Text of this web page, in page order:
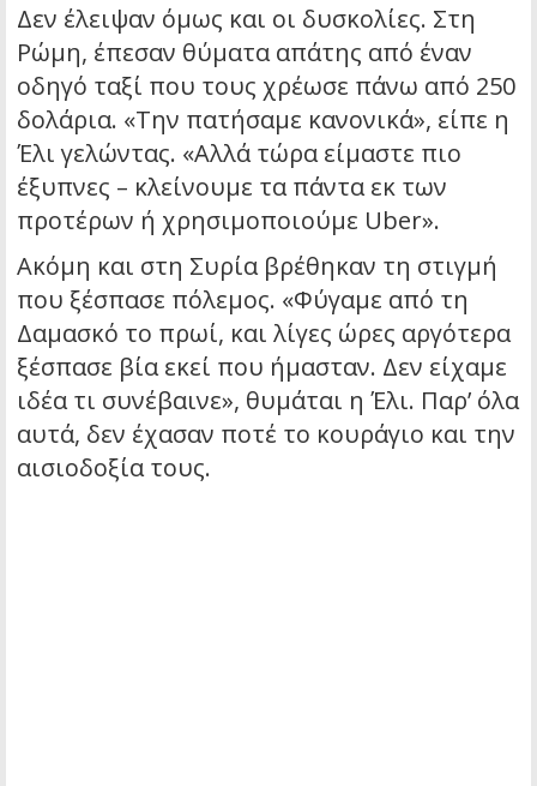
Δεν έλειψαν όμως και οι δυσκολίες. Στη
Ρώμη, έπεσαν θύματα απάτης από έναν
οδηγό ταξί που τους χρέωσε πάνω από 250
δολάρια. «Την πατήσαμε κανονικά», είπε η
Έλι γελώντας. «Αλλά τώρα είμαστε πιο
έξυπνες – κλείνουμε τα πάντα εκ των
προτέρων ή χρησιμοποιούμε Uber».
Ακόμη και στη Συρία βρέθηκαν τη στιγμή
που ξέσπασε πόλεμος. «Φύγαμε από τη
Δαμασκό το πρωί, και λίγες ώρες αργότερα
ξέσπασε βία εκεί που ήμασταν. Δεν είχαμε
ιδέα τι συνέβαινε», θυμάται η Έλι. Παρ’ όλα
αυτά, δεν έχασαν ποτέ το κουράγιο και την
αισιοδοξία τους.